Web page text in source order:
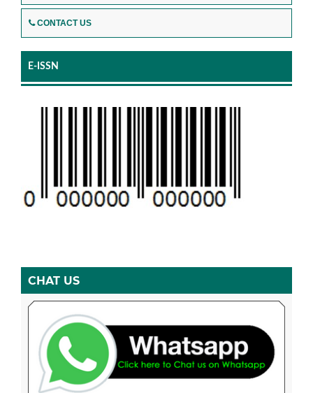
CONTACT US
E-ISSN
CHAT US